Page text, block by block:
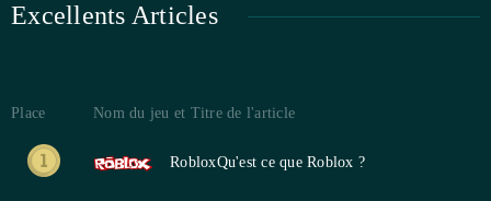
Excellents Articles
Place Nom du jeu et Titre de l'article
RobloxQu'est ce que Roblox ?